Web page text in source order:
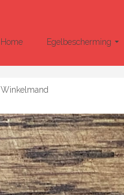
Home Egelbescherming
Winkelmand